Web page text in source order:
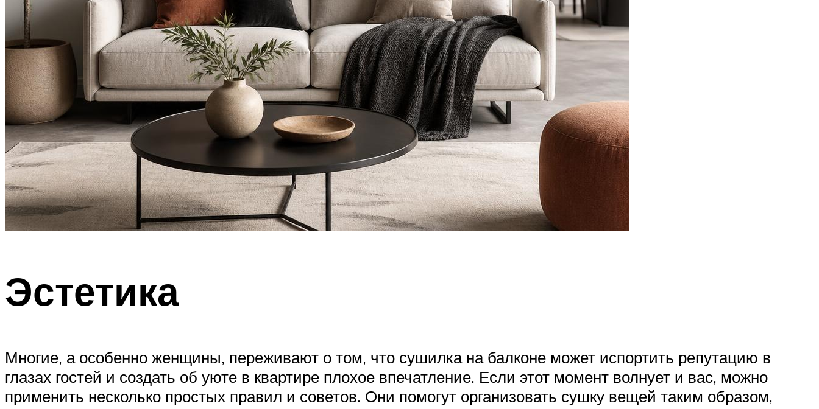
Эстетика
Многие, а особенно женщины, переживают о том, что сушилка на балконе может испортить репутацию в
глазах гостей и создать об уюте в квартире плохое впечатление. Если этот момент волнует и вас, можно
применить несколько простых правил и советов. Они помогут организовать сушку вещей таким образом,